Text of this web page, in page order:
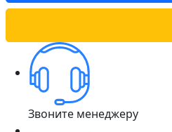
Звоните менеджеру